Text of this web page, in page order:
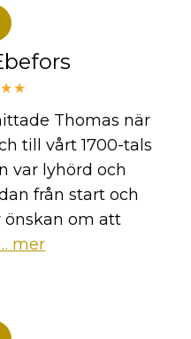
Thomas när
till vårt 1700-tals
var lyhörd och
från start och
önskan om att
mer